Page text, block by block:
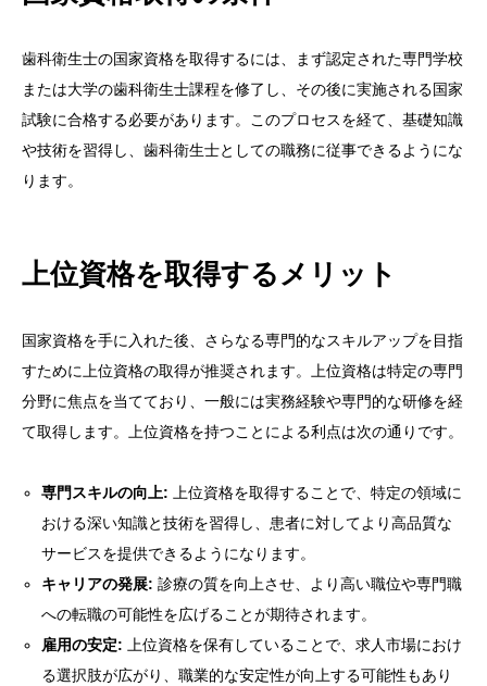
歯科衛生士の国家資格を取得するには、まず認定された専門学校
または大学の歯科衛生士課程を修了し、その後に実施される国家
試験に合格する必要があります。このプロセスを経て、基礎知識
や技術を習得し、歯科衛生士としての職務に従事できるようにな
ります。
上位資格を取得するメリット
国家資格を手に入れた後、さらなる専門的なスキルアップを目指
すために上位資格の取得が推奨されます。上位資格は特定の専門
分野に焦点を当てており、一般には実務経験や専門的な研修を経
て取得します。上位資格を持つことによる利点は次の通りです。
専門スキルの向上: 上位資格を取得することで、特定の領域に
おける深い知識と技術を習得し、患者に対してより高品質な
サービスを提供できるようになります。
キャリアの発展: 診療の質を向上させ、より高い職位や専門職
への転職の可能性を広げることが期待されます。
雇用の安定: 上位資格を保有していることで、求人市場におけ
る選択肢が広がり、職業的な安定性が向上する可能性もあり